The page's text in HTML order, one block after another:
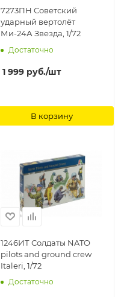
7273ПН Советский
ударный вертолёт
Ми-24А Звезда, 1/72
Достаточно
1 999 руб./шт
В корзину
1246ИТ Солдаты NATO
pilots and ground crew
Italeri, 1/72
Достаточно